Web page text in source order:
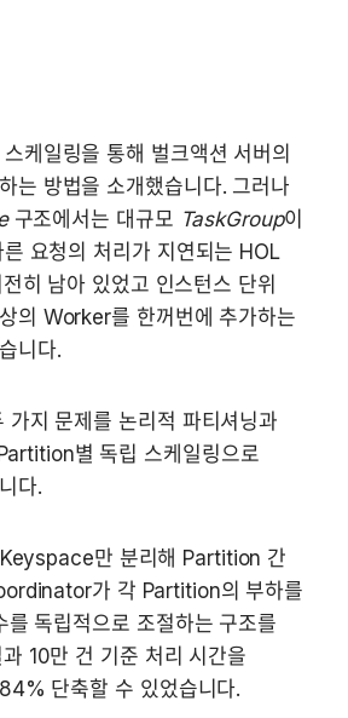
케일링을 통해 벌크액션 서버의
는 방법을 소개했습니다. 그러나
구조에서는 대규모 TaskGroup이
요청의 처리가 지연되는 HOL
히 남아 있었고 인스턴스 단위
의 Worker를 한꺼번에 추가하는
니다.
가지 문제를 논리적 파티셔닝과
별 독립 스케일링으로
다.
만 분리해 Partition 간
가 각 Partition의 부하를
독립적으로 조절하는 구조를
10만 건 기준 처리 시간을
단축할 수 있었습니다.